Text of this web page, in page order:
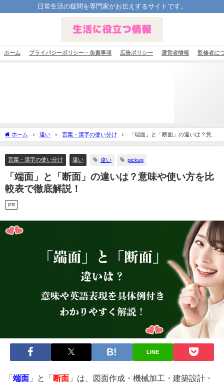
日常生活の疑問を専門家がお伝えするサイトです。
ホーム プライバシーポリシー・免責事項 広告ポリシー 運営者情報 監修者に
ホーム 違い 言葉・漢字の使い分け
「端面」と「断面」の違いは？意味
や使い方を比較表で徹底解説！
言葉・漢字の使い分け 違い 違い pickup
「端面」と「断面」の違いは？意味や使い方を比
較表で徹底解説！
PR
LINE
「端面 」と「断面 」は、図面作成・機械加工・建築設計・